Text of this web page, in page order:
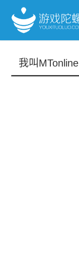
我叫MTonline